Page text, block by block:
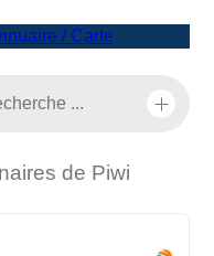
/ Carte
de Piwi